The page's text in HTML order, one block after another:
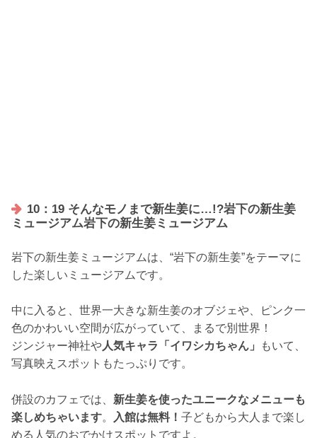
10：19 そんなモノまで新生姜に…!?岩下の新生姜
ミュージアム岩下の新生姜ミュージアム
岩下の新生姜ミュージアムは、“岩下の新生姜”をテーマに
した楽しいミュージアムです。
中に入ると、世界一大きな新生姜のオブジェや、ピンク一
色のかわいい空間が広がっていて、まるで別世界！
ジンジャー神社や人気キャラ「イワシカちゃん」
もいて、
写真映えスポットもたっぷりです。
併設のカフェでは、 新生姜を使ったユニークなメニューも
楽しめちゃいます。 入館は無料！ 子どもから大人まで楽し
める人気のおでかけスポットですよ。